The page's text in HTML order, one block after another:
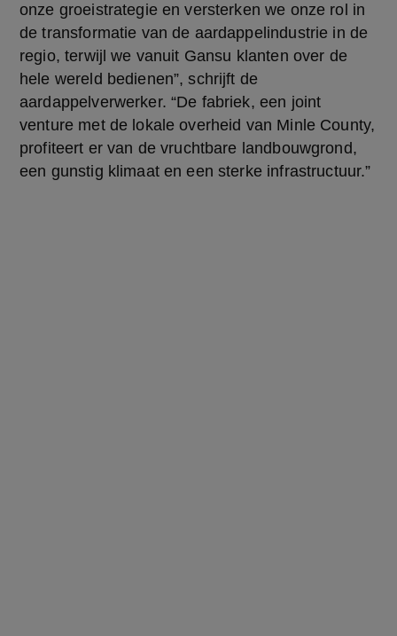
onze groeistrategie en versterken we onze rol in
de transformatie van de aardappelindustrie in de
regio, terwijl we vanuit Gansu klanten over de
hele wereld bedienen”, schrijft de
aardappelverwerker. “De fabriek, een joint
venture met de lokale overheid van Minle County,
profiteert er van de vruchtbare landbouwgrond,
een gunstig klimaat en een sterke infrastructuur.”